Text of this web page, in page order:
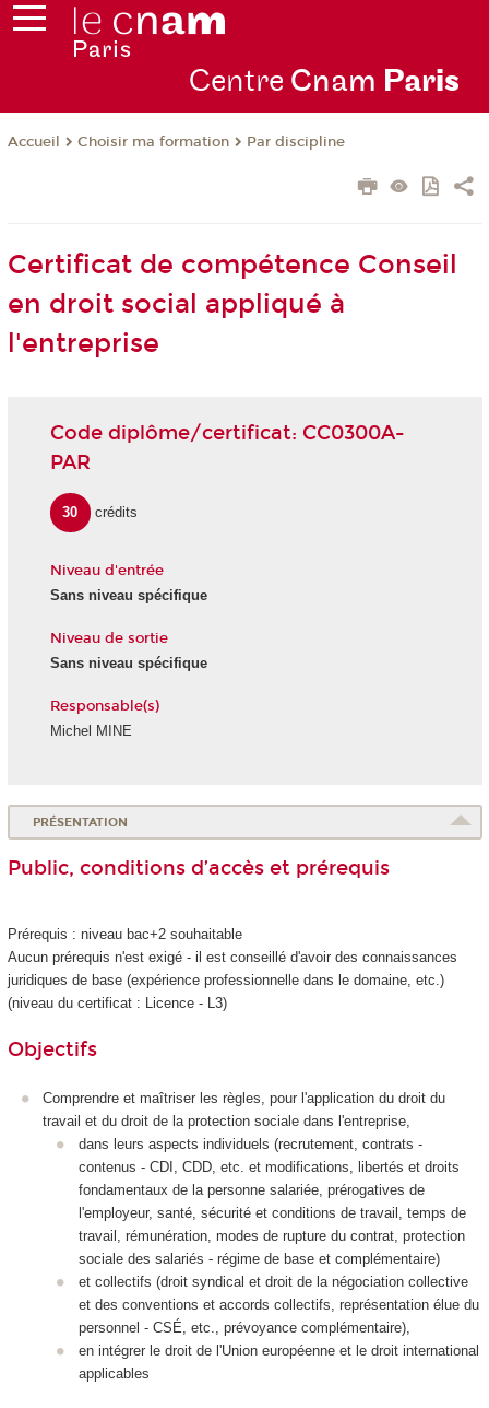
Centre Cnam Paris
Accueil Choisir ma formation Par discipline
Certificat de compétence Conseil
en droit social appliqué à
l'entreprise
Code diplôme/certificat: CC0300A-
PAR
30 crédits
Niveau d'entrée
Sans niveau spécifique
Niveau de sortie
Sans niveau spécifique
Responsable(s)
Michel MINE
PRÉSENTATION
Public, conditions d’accès et prérequis
Prérequis : niveau bac+2 souhaitable
Aucun prérequis n'est exigé - il est conseillé d'avoir des connaissances
juridiques de base (expérience professionnelle dans le domaine, etc.)
(niveau du certificat : Licence - L3)
Objectifs
Comprendre et maîtriser les règles, pour l'application du droit du
travail et du droit de la protection sociale dans l'entreprise,
dans leurs aspects individuels (recrutement, contrats -
contenus - CDI, CDD, etc. et modifications, libertés et droits
fondamentaux de la personne salariée, prérogatives de
l'employeur, santé, sécurité et conditions de travail, temps de
travail, rémunération, modes de rupture du contrat, protection
sociale des salariés - régime de base et complémentaire)
et collectifs (droit syndical et droit de la négociation collective
et des conventions et accords collectifs, représentation élue du
personnel - CSÉ, etc., prévoyance complémentaire),
en intégrer le droit de l'Union européenne et le droit international
applicables